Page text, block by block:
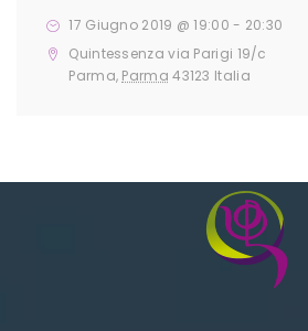
17 Giugno 2019 @ 19:00 - 20:30
Quintessenzavia Parigi 19/c
Parma, Parma 43123 Italia